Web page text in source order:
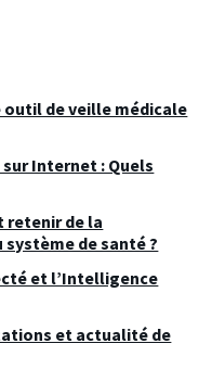
de veille médicale
Internet : Quels
retenir de la
de santé ?
et l’Intelligence
et actualité de